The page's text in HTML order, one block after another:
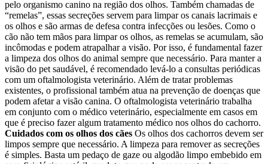
pelo organismo canino na região dos olhos. Também chamadas de
“remelas”, essas secreções servem para limpar os canais lacrimais e
os olhos e são armas de defesa contra infecções ou lesões. Como o
cão não tem mãos para limpar os olhos, as remelas se acumulam, são
incômodas e podem atrapalhar a visão. Por isso, é fundamental fazer
a limpeza dos olhos do animal sempre que necessário. Para manter a
visão do pet saudável, é recomendado levá-lo a consultas periódicas
com um oftalmologista veterinário. Além de tratar problemas
existentes, o profissional também atua na prevenção de doenças que
podem afetar a visão canina. O oftalmologista veterinário trabalha
em conjunto com o médico veterinário, especialmente em casos em
que é preciso fazer algum tratamento médico nos olhos do cachorro.
Cuidados com os olhos dos cães Os olhos dos cachorros devem ser
limpos sempre que necessário. A limpeza para remover as secreções
é simples. Basta um pedaço de gaze ou algodão limpo embebido em